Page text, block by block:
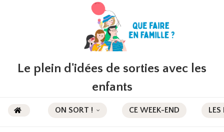
Le plein d'idées de sorties avec les
enfants
ON SORT ! CE WEEK-END LES